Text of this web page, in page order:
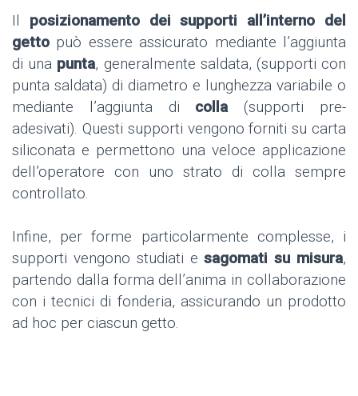
Il posizionamento dei supporti all’interno del
getto può essere assicurato mediante l’aggiunta
di una punta, generalmente saldata, (supporti con
punta saldata) di diametro e lunghezza variabile o
mediante l’aggiunta di colla(supporti pre-
adesivati). Questi supporti vengono forniti su carta
siliconata e permettono una veloce applicazione
dell’operatore con uno strato di colla sempre
controllato.
Infine, per forme particolarmente complesse, i
supporti vengono studiati esagomati su misura,
partendo dalla forma dell’anima in collaborazione
con i tecnici di fonderia, assicurando un prodotto
ad hoc per ciascun getto.